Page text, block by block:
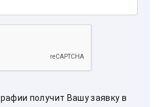
получит Вашу заявку в